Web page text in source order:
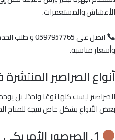
الأعشاش والمستعمرات.
اتصل على0597957765واطلب
وأسعار مناسبة.
أنواع الصراصير
الصراصير ليست كلها نوعًا واحدًا، بل يوجد
بعض الأنواع بشكل خاص نتيجة للمناخ